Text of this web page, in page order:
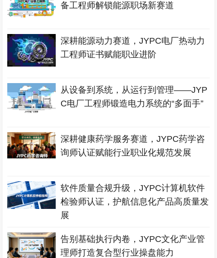
备工程师解锁能源职场新赛道
深耕能源动力赛道，JYPC电厂热动力
工程师证书赋能职业进阶
从设备到系统，从运行到管理——JYP
C电厂工程师锻造电力系统的“多面手”
深耕健康药学服务赛道，JYPC药学咨
询师认证赋能行业职业化规范发展
软件质量合规升级，JYPC计算机软件
检验师认证，护航信息化产品高质量发
展
告别基础执行内卷，JYPC文化产业管
理师打造复合型行业操盘能力